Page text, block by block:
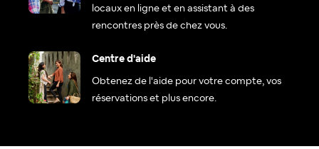
locaux en ligne et en assistant à des
rencontres près de chez vous.
Centre d'aide
Obtenez de l'aide pour votre compte, vos
réservations et plus encore.